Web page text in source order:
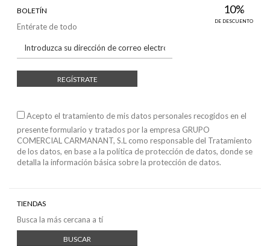
10%
DE DESCUENTO
BOLETÍN
Entérate de todo
REGÍSTRATE
Acepto el tratamiento de mis datos personales recogidos en el
presente formulario y tratados por la empresa GRUPO
COMERCIAL CARMANANT, S.L como responsable del Tratamiento
de los datos, en base a la política de protección de datos, donde se
detalla la información básica sobre la protección de datos.
TIENDAS
Busca la más cercana a tí
BUSCAR